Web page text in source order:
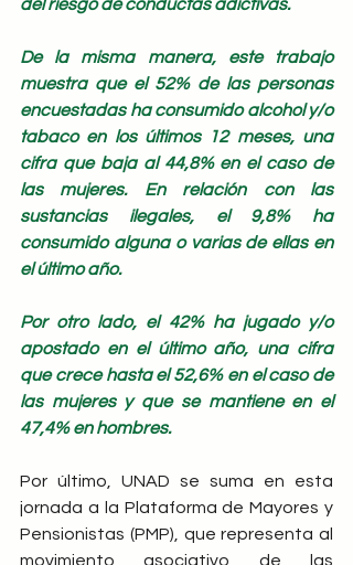
del riesgo de conductas adictivas.
De la misma manera, este trabajo
muestra que el 52% de las personas
encuestadas ha consumido alcohol y/o
tabaco en los últimos 12 meses, una
cifra que baja al 44,8% en el caso de
las mujeres. En relación con las
sustancias ilegales, el 9,8% ha
consumido alguna o varias de ellas en
el último año.
Por otro lado, el 42% ha jugado y/o
apostado en el último año, una cifra
que crece hasta el 52,6% en el caso de
las mujeres y que se mantiene en el
47,4% en hombres.
Por último, UNAD se suma en esta
jornada a la Plataforma de Mayores y
Pensionistas (PMP), que representa al
movimiento asociativo de las